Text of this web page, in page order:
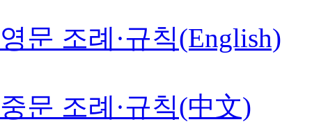
영문 조례·규칙(English)
중문 조례·규칙(中文)